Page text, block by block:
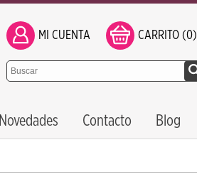
MI CUENTA CARRITO (0)
Novedades Contacto Blog